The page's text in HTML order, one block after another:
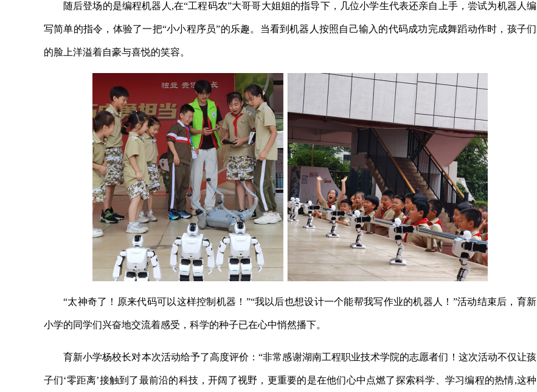
随后登场的是编程机器人,在“工程码农”大哥哥大姐姐的指导下，几位小学生代表还亲自上手，尝试为机器人编
写简单的指令，体验了一把“小小程序员”的乐趣。当看到机器人按照自己输入的代码成功完成舞蹈动作时，孩子们
的脸上洋溢着自豪与喜悦的笑容。
“太神奇了！原来代码可以这样控制机器！”“我以后也想设计一个能帮我写作业的机器人！”活动结束后，育新
小学的同学们兴奋地交流着感受，科学的种子已在心中悄然播下。
育新小学杨校长对本次活动给予了高度评价：“非常感谢湖南工程职业技术学院的志愿者们！这次活动不仅让孩
子们‘零距离’接触到了最前沿的科技，开阔了视野，更重要的是在他们心中点燃了探索科学、学习编程的热情,这种